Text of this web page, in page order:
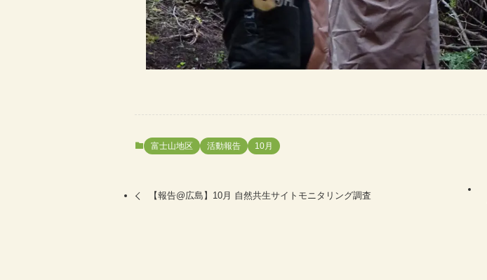
富士山地区 活動報告 10月
【報告@広島】10月 自然共生サイトモニタリング調査